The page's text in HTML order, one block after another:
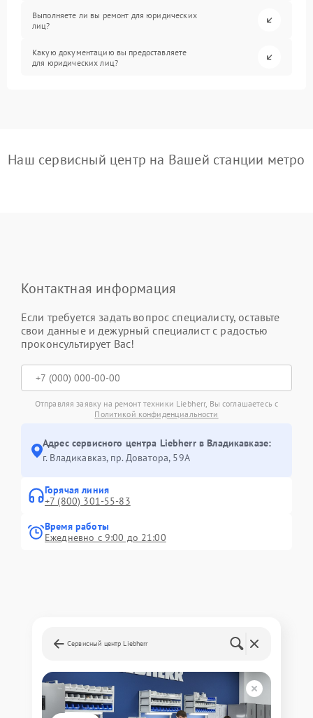
Выполняете ли вы ремонт для юридических
лиц?
Какую документацию вы предоставляете
для юридических лиц?
Наш сервисный центр на Вашей станции метро
Контактная информация
Если требуется задать вопрос специалисту, оставьте
свои данные и дежурный специалист с радостью
проконсультирует Вас!
Отправляя заявку на ремонт техники Liebherr, Вы соглашаетесь с
Политикой конфиденциальности
Адрес сервисного центра Liebherr в Владикавказе:
г. Владикавказ, пр. Доватора, 59А
Горячая линия
+7 (800) 301-55-83
Время работы
Ежедневно с 9:00 до 21:00
Сервисный центр Liebherr